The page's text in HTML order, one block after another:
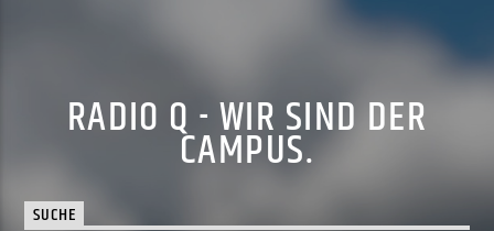
RADIO Q - WIR SIND DER
CAMPUS.
SUCHE